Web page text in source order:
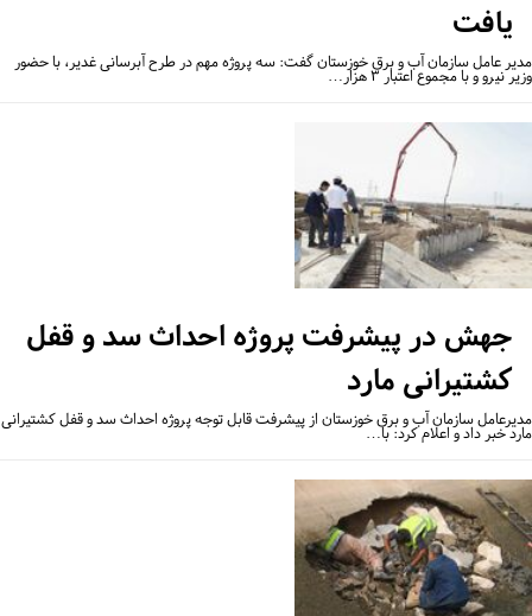
یافت
عامل سازمان آب و برق خوزستان گفت: سه پروژه مهم در طرح آبرسانی غدیر، با حضور
نیرو و با مجموع اعتبار ۳ هزار…
جهش در پیشرفت پروژه احداث سد و قفل
کشتیرانی مارد
سازمان آب و برق خوزستان از پیشرفت قابل توجه پروژه احداث سد و قفل کشتیرانی
خبر داد و اعلام کرد: با…